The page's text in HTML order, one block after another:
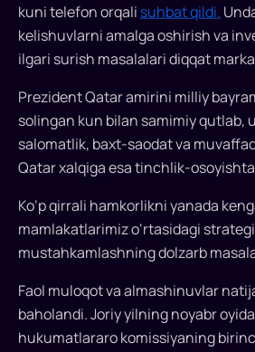
Mirziyoyev
Qatar
amiri
bilan
strategik
sheriklikni
kengaytirish
istiqbollarini
muhokama
qildi
Prezident
kuni telefon orqali suhbat qildi.
kelishuvlarni amalga oshirish va
ilgari surish masalalari diqqat
Prezident Qatar amirini milliy
solingan kun bilan samimiy qutlab,
salomatlik, baxt-saodat va
Qatar xalqiga esa tinchlik-
Ko‘p qirrali hamkorlikni yanada
mamlakatlarimiz o‘rtasidagi
mustahkamlashning dolzarb
Faol muloqot va almashinuvlar
baholandi. Joriy yilning noyabr
hukumatlararo komissiyaning